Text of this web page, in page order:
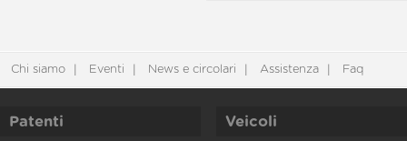
Chi siamo Eventi News e circolari Assistenza Faq
Patenti Veicoli